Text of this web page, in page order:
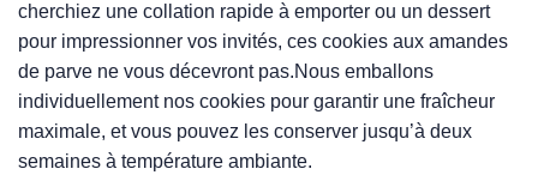
cherchiez une collation rapide à emporter ou un dessert
pour impressionner vos invités, ces cookies aux amandes
de parve ne vous décevront pas.Nous emballons
individuellement nos cookies pour garantir une fraîcheur
maximale, et vous pouvez les conserver jusqu’à deux
semaines à température ambiante.